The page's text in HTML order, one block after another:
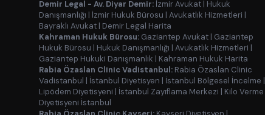
Demir Legal - Av. Diyar Demir: İzmir Avukat | Hukuk
Danışmanlığı | İzmir Hukuk Bürosu | Avukatlık Hizmetleri |
Bayraklı Avukat | Demir Legal Harita
Kahraman Hukuk Bürosu: Gaziantep Avukat | Gaziantep
Hukuk Bürosu | Hukuk Danışmanlığı | Avukatlık Hizmetleri |
Gaziantep Hukuki Danışmanlık | Kahraman Hukuk Harita
Rabia Özaslan Clinic Vadistanbul: Rabia Özaslan Clinic
Vadistanbul | İstanbul Diyetisyen | İstanbul Bölgesel İncelme |
Lipödem Diyetisyeni | İstanbul Zayıflama Merkezi | Kilo Verme
Diyetisyeni İstanbul